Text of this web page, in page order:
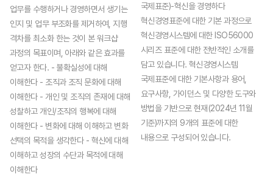
업무를 수행하거나 경영하면서 생기는
인지 및 업무 부조화를 제거하여, 지행
격차를 최소화 한는 것이 본 워크샵
과정의 목표이며, 아래와 같은 효과를
얻고자 한다. - 불확실성에 대해
이해한다 - 조직과 조직 문화에 대해
이해한다 - 개인 및 조직의 존재에 대해
성찰하고 개인/조직의 행복에 대해
이해한다 - 변화에 대해 이해하고 변화
선택의 목적을 생각한다 - 혁신에 대해
이해하고 성장의 수단과 목적에 대해
이해한다
국제표준)-혁신을 경영하다
혁신경영표준에 대한 기본 과정으로
혁신경영시스템에 대한 ISO56000
시리즈 표준에 대한 전반적인 소개를
담고 있습니다. 혁신경영시스템
국제표준에 대한 기본사항과 용어,
요구사항, 가이던스 및 다양한 도구와
방법을 기반으로 현재(2024년 11월
기준)까지의 9개의 표준에 대한
내용으로 구성되어 있습니다.